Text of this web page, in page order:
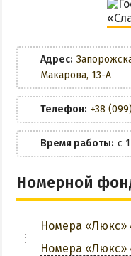
ЧАСТНЫЙ СЕКТОР
АЗОВСКОЕ
НОВОПЕТРОВКА
ЛЕЧЕНИЕ И
Грязи, лиманы и
Санатории
История курорта
ПИТАНИЕ
Парковка
Адрес:
Макарова, 13-А
Телефон: +38
Время работы: с
Номерной
Номера «Люкс»
Номера «Люкс»